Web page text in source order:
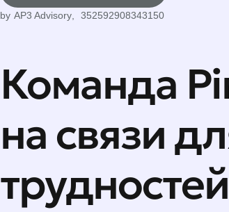
by AP3 Advisory, 352592908343150
Команда
на связи
трудностей